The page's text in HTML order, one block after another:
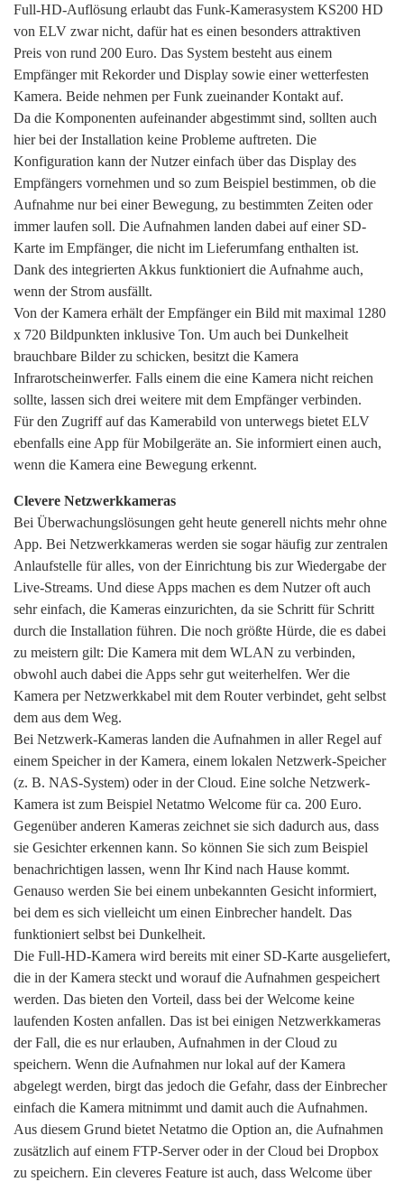
Full-HD-Auflösung erlaubt das Funk-Kamerasystem KS200 HD
von ELV zwar nicht, dafür hat es einen besonders attraktiven
Preis von rund 200 Euro. Das System besteht aus einem
Empfänger mit Rekorder und Display sowie einer wetterfesten
Kamera. Beide nehmen per Funk zueinander Kontakt auf.
Da die Komponenten aufeinander abgestimmt sind, sollten auch
hier bei der Installation keine Probleme auftreten. Die
Konfiguration kann der Nutzer einfach über das Display des
Empfängers vornehmen und so zum Beispiel bestimmen, ob die
Aufnahme nur bei einer Bewegung, zu bestimmten Zeiten oder
immer laufen soll. Die Aufnahmen landen dabei auf einer SD-
Karte im Empfänger, die nicht im Lieferumfang enthalten ist.
Dank des integrierten Akkus funktioniert die Aufnahme auch,
wenn der Strom ausfällt.
Von der Kamera erhält der Empfänger ein Bild mit maximal 1280
x 720 Bildpunkten inklusive Ton. Um auch bei Dunkelheit
brauchbare Bilder zu schicken, besitzt die Kamera
Infrarotscheinwerfer. Falls einem die eine Kamera nicht reichen
sollte, lassen sich drei weitere mit dem Empfänger verbinden.
Für den Zugriff auf das Kamerabild von unterwegs bietet ELV
ebenfalls eine App für Mobilgeräte an. Sie informiert einen auch,
wenn die Kamera eine Bewegung erkennt.
Clevere Netzwerkkameras
Bei Überwachungslösungen geht heute generell nichts mehr ohne
App. Bei Netzwerkkameras werden sie sogar häufig zur zentralen
Anlaufstelle für alles, von der Einrichtung bis zur Wiedergabe der
Live-Streams. Und diese Apps machen es dem Nutzer oft auch
sehr einfach, die Kameras einzurichten, da sie Schritt für Schritt
durch die Installation führen. Die noch größte Hürde, die es dabei
zu meistern gilt: Die Kamera mit dem WLAN zu verbinden,
obwohl auch dabei die Apps sehr gut weiterhelfen. Wer die
Kamera per Netzwerkkabel mit dem Router verbindet, geht selbst
dem aus dem Weg.
Bei Netzwerk-Kameras landen die Aufnahmen in aller Regel auf
einem Speicher in der Kamera, einem lokalen Netzwerk-Speicher
(z. B. NAS-System) oder in der Cloud. Eine solche Netzwerk-
Kamera ist zum Beispiel Netatmo Welcome für ca. 200 Euro.
Gegenüber anderen Kameras zeichnet sie sich dadurch aus, dass
sie Gesichter erkennen kann. So können Sie sich zum Beispiel
benachrichtigen lassen, wenn Ihr Kind nach Hause kommt.
Genauso werden Sie bei einem unbekannten Gesicht informiert,
bei dem es sich vielleicht um einen Einbrecher handelt. Das
funktioniert selbst bei Dunkelheit.
Die Full-HD-Kamera wird bereits mit einer SD-Karte ausgeliefert,
die in der Kamera steckt und worauf die Aufnahmen gespeichert
werden. Das bieten den Vorteil, dass bei der Welcome keine
laufenden Kosten anfallen. Das ist bei einigen Netzwerkkameras
der Fall, die es nur erlauben, Aufnahmen in der Cloud zu
speichern. Wenn die Aufnahmen nur lokal auf der Kamera
abgelegt werden, birgt das jedoch die Gefahr, dass der Einbrecher
einfach die Kamera mitnimmt und damit auch die Aufnahmen.
Aus diesem Grund bietet Netatmo die Option an, die Aufnahmen
zusätzlich auf einem FTP-Server oder in der Cloud bei Dropbox
zu speichern. Ein cleveres Feature ist auch, dass Welcome über